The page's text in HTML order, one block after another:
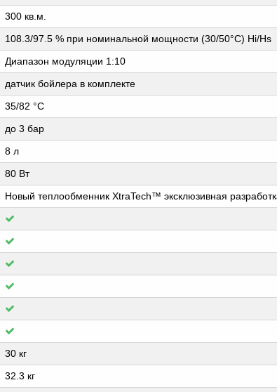
300 кв.м.
108.3/97.5 % при номинальной мощности (30/50°C) Hi/Hs
Диапазон модуляции 1:10
датчик бойлера в комплекте
35/82 °C
до 3 бар
8 л
80 Вт
Новый теплообменник XtraTech™ эксклюзивная
30 кг
32.3 кг